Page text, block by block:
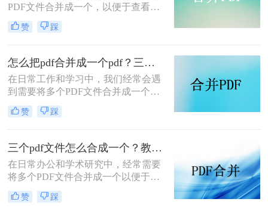
PDF文件合并成一个，以便于查看、
传输和存档。那么怎么把多个pdf文件
合并成一个呢？本文将介绍两种常用
PDF合并任务。
赞 踩
怎么把pdf合并成一个pdf？三种方法教你快速合并pdf！
在日常工作和学习中，我们经常会遇
到需要将多个PDF文件合并成一个文
件的需求。无论是为了整理资料、简
化分享流程，还是为了更方便地阅读
的功能。那么怎么把pdf合并成一个
pdf呢？以下将详细介绍几种常用的
PDF合并方法，帮助您轻松实现这一
目标。
赞 踩
三个pdf文件怎么合成一个？教你4种大家都在用方法！
在日常办公和学术研究中，经常需要
将多个PDF文件合并成一个以便于管
理和分享。那么三个pdf文件怎么合成
一个呢？本文将介绍四种将三个PDF
赞 踩